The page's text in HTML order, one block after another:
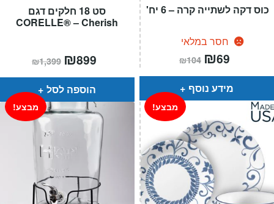
סט 18 חלקים דגם
CORELLE® – Cherish
₪1,399 המחיר
המקורי
היה:
₪899
הוא:
הוספה לסל
כוס דקה לשתייה קרה – 6 יח'
חסר במלאי
₪104 המחיר
המקורי
היה:
₪104.
₪69
הוא:
מידע נוסף
מבצע! מבצע!